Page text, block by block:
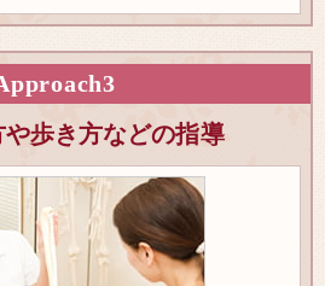
3
歩き方などの指導